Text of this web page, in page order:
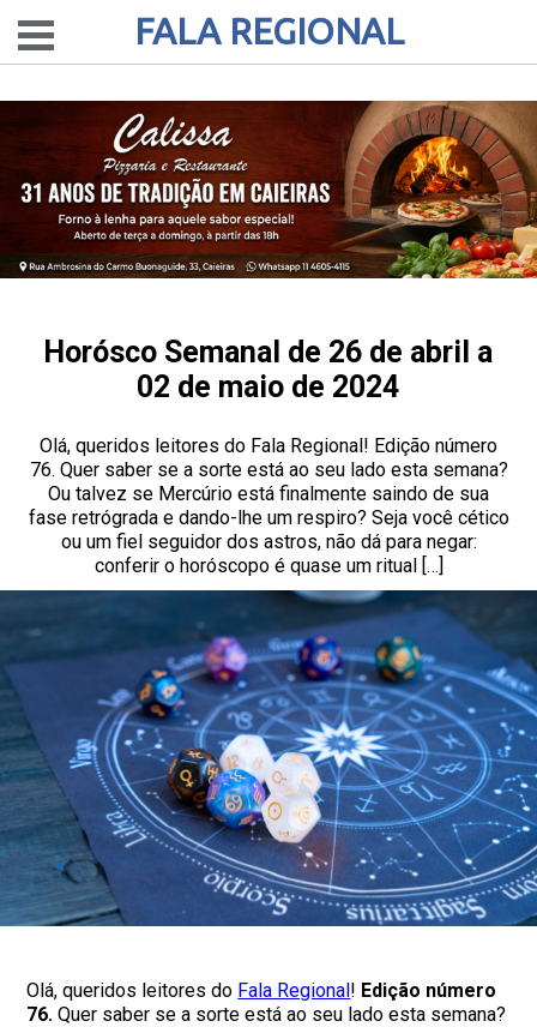
FALA REGIONAL
Horósco Semanal de 26 de abril a
02 de maio de 2024
Olá, queridos leitores do Fala Regional! Edição número
76. Quer saber se a sorte está ao seu lado esta semana?
Ou talvez se Mercúrio está finalmente saindo de sua
fase retrógrada e dando-lhe um respiro? Seja você cético
ou um fiel seguidor dos astros, não dá para negar:
conferir o horóscopo é quase um ritual […]
Olá, queridos leitores do Fala Regional ! Edição número
76. Quer saber se a sorte está ao seu lado esta semana?